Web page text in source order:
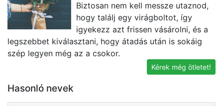
Biztosan nem kell messze utaznod,
hogy találj egy virágboltot, így
igyekezz azt frissen vásárolni, és a
legszebbet kiválasztani, hogy átadás után is sokáig
szép legyen még az a csokor.
Kérek még ötletet!
Hasonló nevek